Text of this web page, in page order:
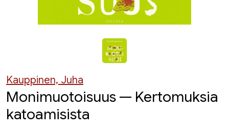
Kauppinen, Juha
Monimuotoisuus — Kertomuksia
katoamisista